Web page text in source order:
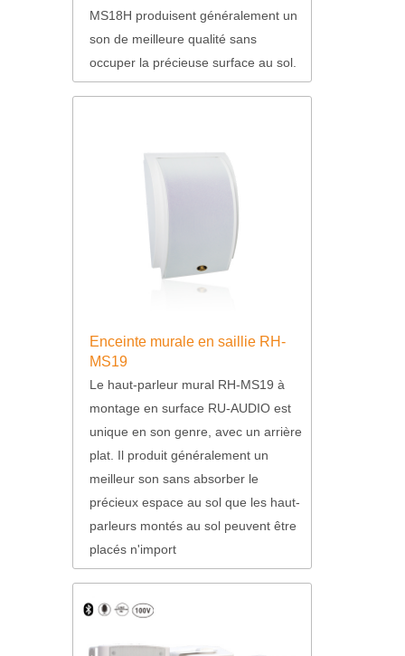
MS18H produisent généralement un
son de meilleure qualité sans
occuper la précieuse surface au sol.
Enceinte murale en saillie RH-
MS19
Le haut-parleur mural RH-MS19 à
montage en surface RU-AUDIO est
unique en son genre, avec un arrière
plat. Il produit généralement un
meilleur son sans absorber le
précieux espace au sol que les haut-
parleurs montés au sol peuvent être
placés n'import